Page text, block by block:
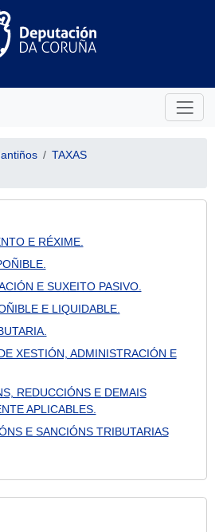
TAXAS
E RÉXIME.
E SUXEITO PASIVO.
E LIQUIDABLE.
XESTIÓN, ADMINISTRACIÓN E
REDUCCIÓNS E DEMAIS
APLICABLES.
E SANCIÓNS TRIBUTARIAS